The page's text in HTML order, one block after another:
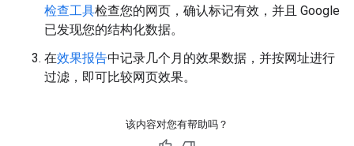
检查工具检查您的网页，确认标记有效，并且 Google
已发现您的结构化数据。
在效果报告中记录几个月的效果数据，并按网址进行
过滤，即可比较网页效果。
该内容对您有帮助吗？